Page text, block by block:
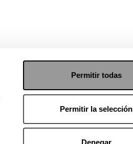
Permitir todas
Permitir la selección
Denegar